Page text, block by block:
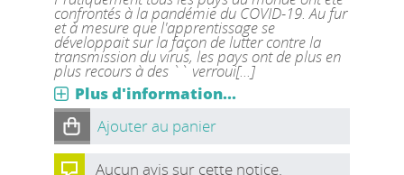
confrontés à la pandémie du COVID-19. Au fur
et à mesure que l'apprentissage se
développait sur la façon de lutter contre la
transmission du virus, les pays ont de plus en
plus recours à des `` verroui[...]
Plus d'information...
Ajouter au panier
Aucun avis sur cette notice.